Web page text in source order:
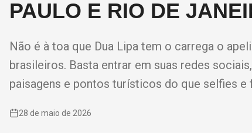
PAULO E RIO DE
Não é à toa que Dua Lipa tem o carrega o
brasileiros. Basta entrar em suas redes
paisagens e pontos turísticos do que selfies
28 de maio de 2026